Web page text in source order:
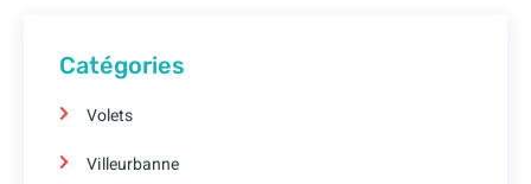
Catégories
Volets
Villeurbanne